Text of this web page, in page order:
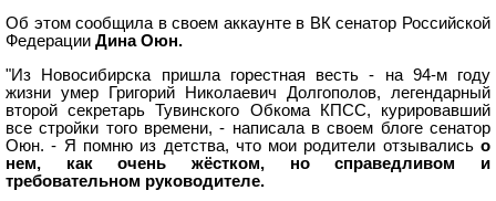
Об этом сообщила в своем аккаунте в ВК сенатор Российской
Федерации Дина Оюн.
"Из Новосибирска пришла горестная весть - на 94-м году
жизни умер Григорий Николаевич Долгополов, легендарный
второй секретарь Тувинского Обкома КПСС, курировавший
все стройки того времени, - написала в своем блоге сенатор
Оюн. - Я помню из детства, что мои родители отзывались о
нем, как очень жёстком, но справедливом и
требовательном руководителе.